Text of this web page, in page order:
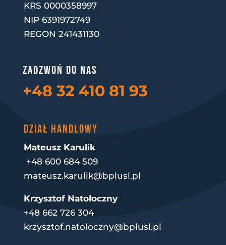
KRS 0000358997
NIP 6391972749
REGON 241431130
Zadzwoń do nas
+48 32 410 81 93
DZIAŁ HANDLOWY
Mateusz Karulik
+48 600 684 509
mateusz.karulik@bplusl.pl
Krzysztof Natołoczny
+48 662 726 304
krzysztof.natoloczny@bplusl.pl